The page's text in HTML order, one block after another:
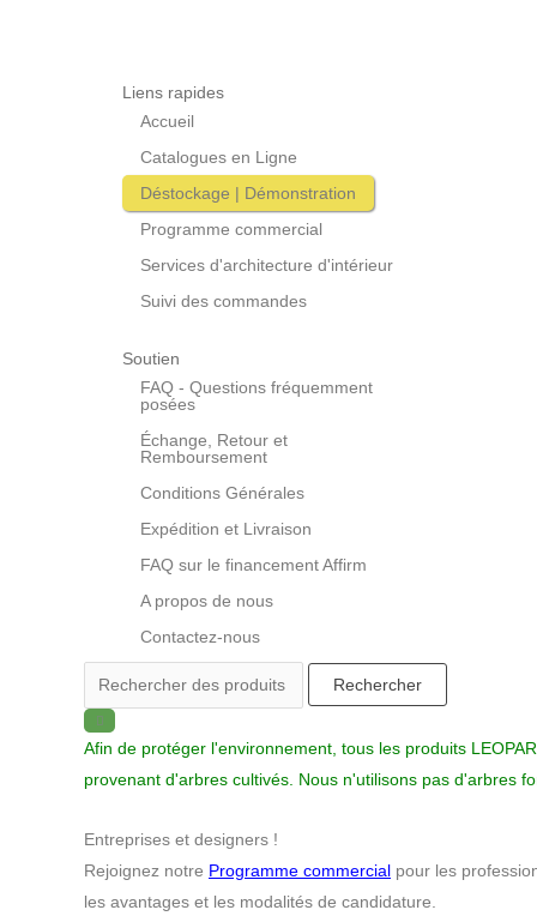
Liens rapides
Accueil
Catalogues en Ligne
Déstockage | Démonstration
Programme commercial
Services d'architecture d'intérieur
Suivi des commandes
Soutien
FAQ - Questions fréquemment
posées
Échange, Retour et
Remboursement
Conditions Générales
Expédition et Livraison
FAQ sur le financement Affirm
A propos de nous
Contactez-nous
Rechercher
Afin de protéger l'environnement, tous les produits
provenant d'arbres cultivés. Nous n'utilisons pas d'arbres
Entreprises et designers !
Rejoignez notre Programme commercial pour les
les avantages et les modalités de candidature.